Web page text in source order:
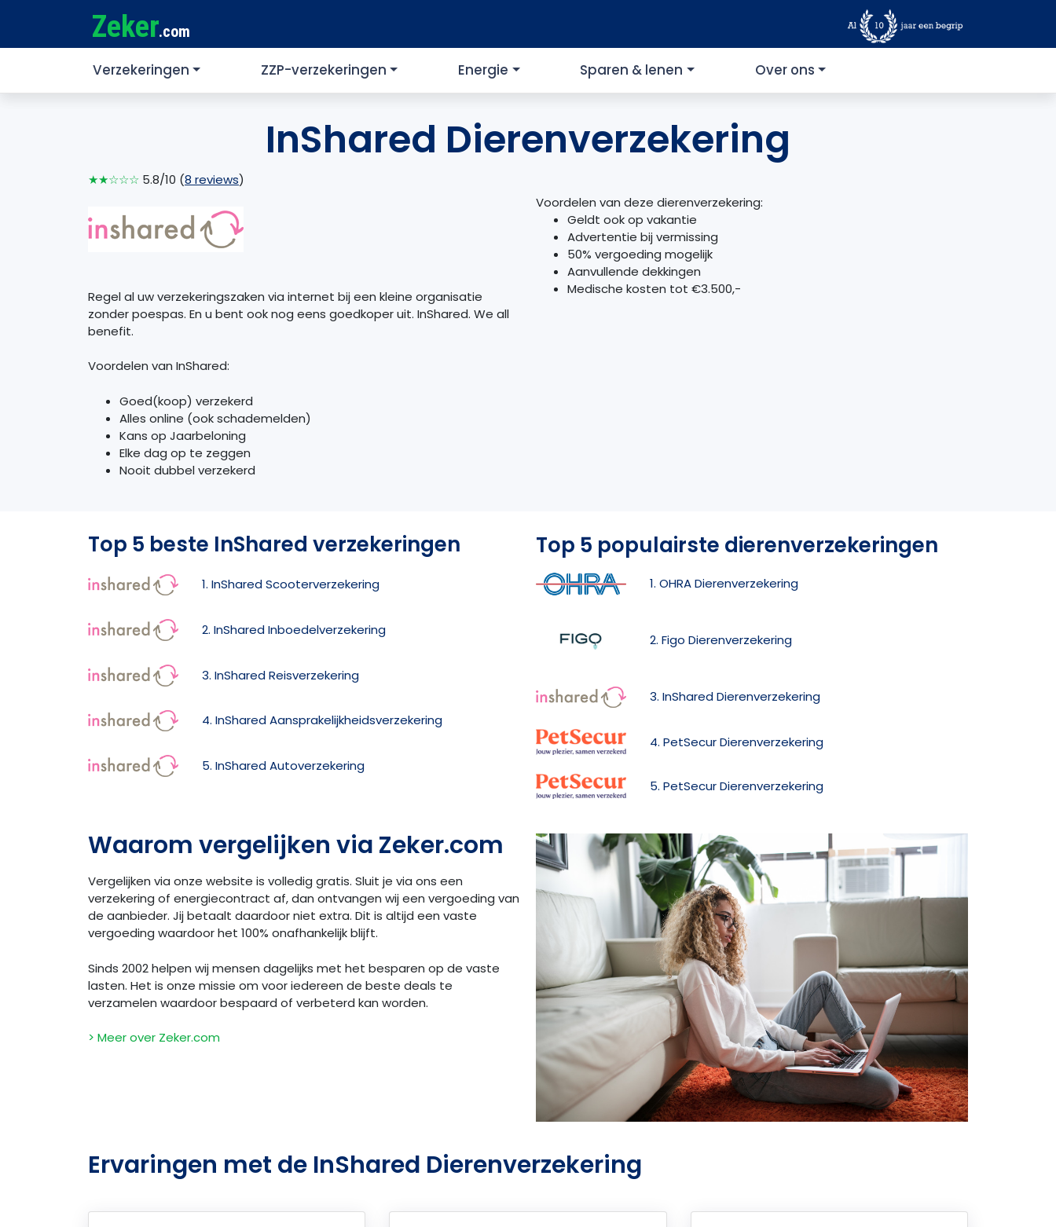
Zeker.com
Verzekeringen ZZP-verzekeringen Energie Sparen & lenen Over ons
InShared Dierenverzekering
★★☆☆☆ 5.8/10 (8 reviews)
Regel al uw verzekeringszaken via internet bij een kleine organisatie
zonder poespas. En u bent ook nog eens goedkoper uit. InShared. We all
benefit.
Voordelen van InShared:
Goed(koop) verzekerd
Alles online (ook schademelden)
Kans op Jaarbeloning
Elke dag op te zeggen
Nooit dubbel verzekerd
Voordelen van deze dierenverzekering:
Geldt ook op vakantie
Advertentie bij vermissing
50% vergoeding mogelijk
Aanvullende dekkingen
Medische kosten tot €3.500,-
Top 5 beste InShared verzekeringen
1. InShared Scooterverzekering
2. InShared Inboedelverzekering
3. InShared Reisverzekering
4. InShared Aansprakelijkheidsverzekering
5. InShared Autoverzekering
Top 5 populairste dierenverzekeringen
1. OHRA Dierenverzekering
2. Figo Dierenverzekering
3. InShared Dierenverzekering
4. PetSecur Dierenverzekering
5. PetSecur Dierenverzekering
Waarom vergelijken via Zeker.com
Vergelijken via onze website is volledig gratis. Sluit je via ons een
verzekering of energiecontract af, dan ontvangen wij een vergoeding van
de aanbieder. Jij betaalt daardoor niet extra. Dit is altijd een vaste
vergoeding waardoor het 100% onafhankelijk blijft.
Sinds 2002 helpen wij mensen dagelijks met het besparen op de vaste
lasten. Het is onze missie om voor iedereen de beste deals te
verzamelen waardoor bespaard of verbeterd kan worden.
> Meer over Zeker.com
Ervaringen met de InShared Dierenverzekering